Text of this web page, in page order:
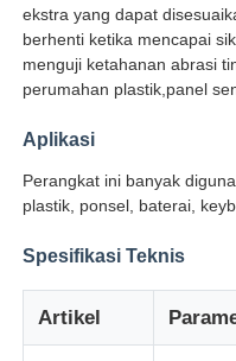
Hubungi kami
Peralatan Pengujian
Mesin pengujian
ekstra yang dapat
berhenti ketika mencapai
menguji ketahanan abrasi
perumahan plastik,panel
Aplikasi
Perangkat ini banyak
plastik, ponsel, baterai,
Spesifikasi Teknis
Artikel